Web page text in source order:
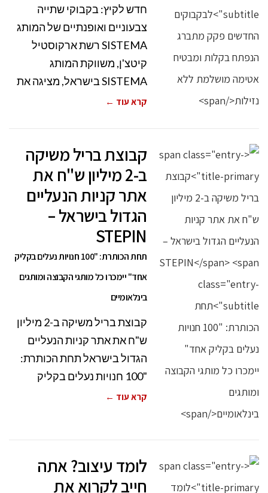
חדש לקיץ: בקבוקי שתייה
צבעוניים ואופנתיים של המותג
SISTEMA רשת ארקוסטיל
קיטצ'ן, משווקת המותג
SISTEMA בישראל, מציגה את
קרא עוד ←
קבוצת בריל משיקה
ב-2 מיליון ש"ח את
אתר קניות הנעליים
הגדול בישראל –
STEPIN
תחת הכותרת: "100 חנויות נעלים בקליק
אחד" יימכרו כל מותגי הקבוצה ומותגים
בינלאומיים
קבוצת בריל משיקה ב-2 מיליון
ש"ח את אתר קניות הנעליים
הגדול בישראל תחת הכותרת:
"100 חנויות נעלים בקליק
קרא עוד ←
לומד עיצוב? אתה
חייב לקרוא את